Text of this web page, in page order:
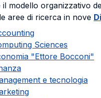
il modello organizzativo
aree di ricerca in nove
Sciences
"Ettore Bocconi"
e tecnologia